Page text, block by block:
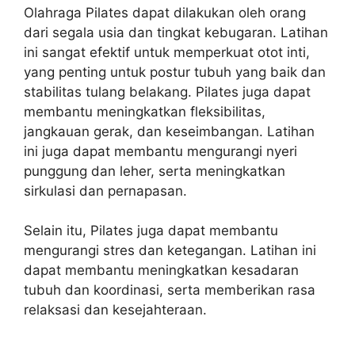
Olahraga Pilates dapat dilakukan oleh orang
dari segala usia dan tingkat kebugaran. Latihan
ini sangat efektif untuk memperkuat otot inti,
yang penting untuk postur tubuh yang baik dan
stabilitas tulang belakang. Pilates juga dapat
membantu meningkatkan fleksibilitas,
jangkauan gerak, dan keseimbangan. Latihan
ini juga dapat membantu mengurangi nyeri
punggung dan leher, serta meningkatkan
sirkulasi dan pernapasan.
Selain itu, Pilates juga dapat membantu
mengurangi stres dan ketegangan. Latihan ini
dapat membantu meningkatkan kesadaran
tubuh dan koordinasi, serta memberikan rasa
relaksasi dan kesejahteraan.